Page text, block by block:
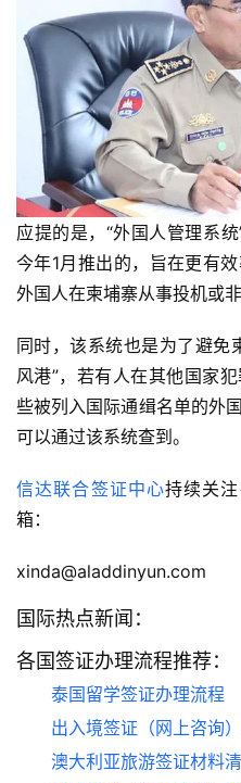
应提的是，“外国人管理系
今年1月推出的，旨在更有
外国人在柬埔寨从事投机或非
同时，该系统也是为了避免
风港”， 若有人在其他国家
些被列入国际通缉名单的外
可以通过该系统查到。
信达联合签证中心持续关
箱：
xinda@aladdinyun.com
国际热点新闻：
各国签证办理流程推荐：
泰国留学签证办理流程
出入境签证（网上咨询
澳大利亚旅游签证材料